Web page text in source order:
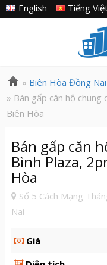
Tiếng
English
» Biên Hòa Đồng Nai
» Bán gấp căn hộ
Biên Hòa
Bán gấp căn
Bình Plaza,
Hòa
Số 5 Cách Mạng
Nai
Giá